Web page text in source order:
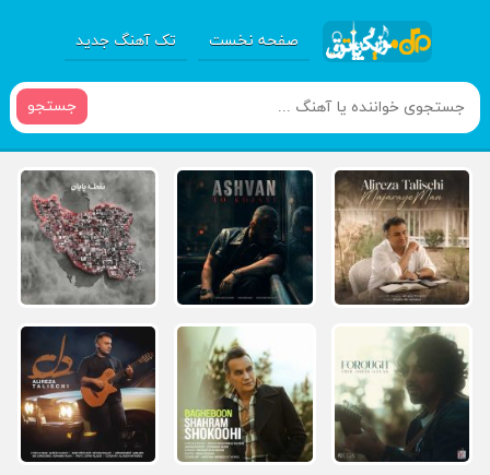
صفحه نخست تک آهنگ جدید
جستجو